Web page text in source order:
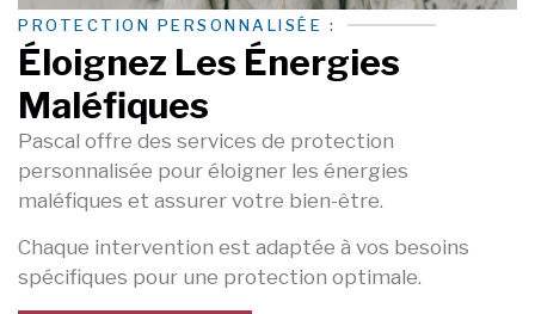
PROTECTION PERSONNALISÉE :
Éloignez Les Énergies
Maléfiques
Pascal offre des services de protection
personnalisée pour éloigner les énergies
maléfiques et assurer votre bien-être.
Chaque intervention est adaptée à vos besoins
spécifiques pour une protection optimale.